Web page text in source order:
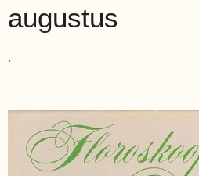
augustus
.